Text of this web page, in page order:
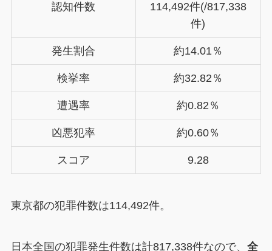
認知件数
114,492件(/817,338
件)
発生割合 約14.01％
検挙率 約32.82％
遭遇率 約0.82％
凶悪犯率 約0.60％
スコア 9.28
東京都の犯罪件数は114,492件。
日本全国の犯罪発生件数は計817,338件なので、 全